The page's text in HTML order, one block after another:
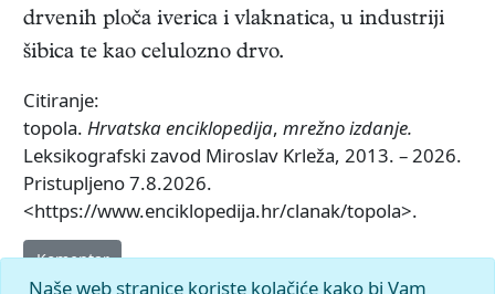
drvenih ploča iverica i vlaknatica, u industriji
šibica te kao celulozno drvo.
Citiranje:
topola. Hrvatska enciklopedija, mrežno izdanje.
Leksikografski zavod Miroslav Krleža, 2013. – 2026.
Pristupljeno 7.8.2026.
<https://www.enciklopedija.hr/clanak/topola>.
Komentar
Naše web stranice koriste kolačiće kako bi Vam